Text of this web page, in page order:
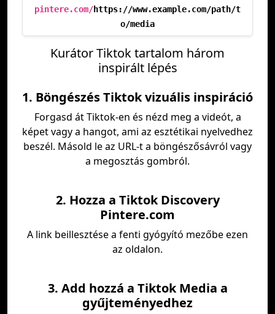
pintere.com/https://www.example.com/path/t
o/media
Kurátor Tiktok tartalom három
inspirált lépés
1. Böngészés Tiktok vizuális inspiráció
Forgasd át Tiktok-en és nézd meg a videót, a
képet vagy a hangot, ami az esztétikai nyelvedhez
beszél. Másold le az URL-t a böngészősávról vagy
a megosztás gombról.
2. Hozza a Tiktok Discovery
Pintere.com
A link beillesztése a fenti gyógyító mezőbe ezen
az oldalon.
3. Add hozzá a Tiktok Media a
gyűjteményedhez